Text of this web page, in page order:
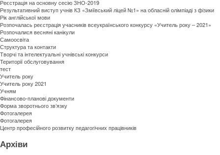
Реєстрація на основну сесію ЗНО-2019
Результативний виступ учнів КЗ «Зміївський ліцей №1» на обласній олімпіаді з фізики
Рік англійської мови
Розпочалась реєстрація учасників всеукраїнського конкурсу «Учитель року – 2021»
Розпочалися весняні канікули
Самоосвіта
Структура та контакти
Творчі та інтелектуальні учнівські конкурси
Території обслуговування
тест
Учитель року
Учитель року 2021
Учням
Фінансово-планові документи
Форма зворотнього зв’язку
Фотогалерея
Фотогалерея
Центр професійного розвитку педагогічних працівників
Архіви